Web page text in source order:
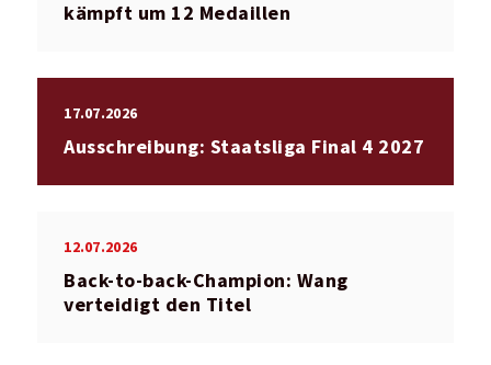
kämpft um 12 Medaillen
17.07.2026
Ausschreibung: Staatsliga Final 4 2027
12.07.2026
Back-to-back-Champion: Wang
verteidigt den Titel